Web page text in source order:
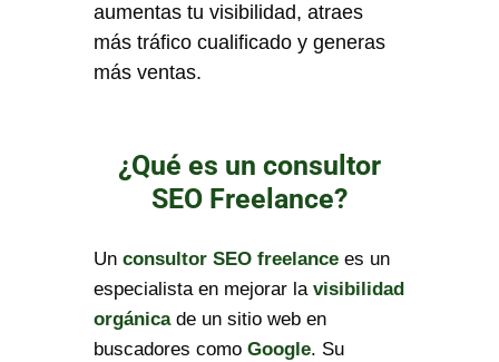
aumentas tu visibilidad, atraes
más tráfico cualificado y generas
más ventas.
¿Qué es un consultor
SEO Freelance?
Un consultor SEO freelance es un
especialista en mejorar la visibilidad
orgánicade un sitio web en
buscadores como Google. Su